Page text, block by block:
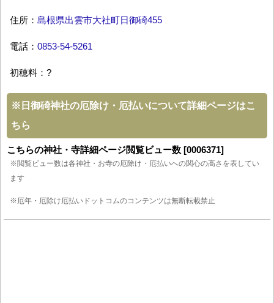
住所： 島根県出雲市大社町日御碕455
電話： 0853-54-5261
初穂料：?
※ 日御碕神社の厄除け・厄払いについて詳細ページはこ
ちら
こちらの神社・寺詳細ページ閲覧ビュー数 [0006371]
※閲覧ビュー数は各神社・お寺の厄除け・厄払いへの関心の高さを表してい
ます
※厄年・厄除け厄払いドットコムのコンテンツは無断転載禁止